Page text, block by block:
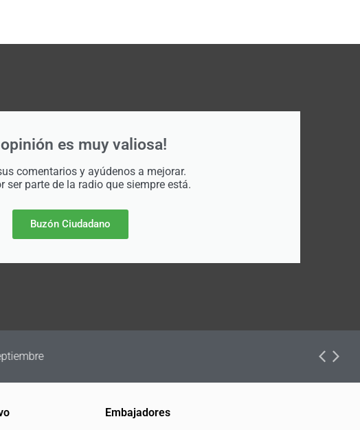
opinión es muy valiosa!
comentarios y ayúdenos a mejorar.
ser parte de la radio que siempre está.
Buzón Ciudadano
Embajadores